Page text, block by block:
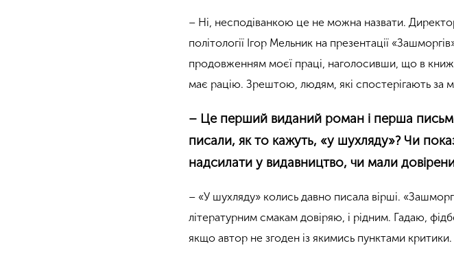
– Ні, несподіванкою це не можна назвати.
політології Ігор Мельник на презентації
продовженням моєї праці, наголосивши, що в
має рацію. Зрештою, людям, які спостерігають за
– Це перший виданий роман і перша
писали, як то кажуть, «у шухляду»? Чи
надсилати у видавництво, чи мали
– «У шухляду» колись давно писала вірші.
літературним смакам довіряю, і рідним. Гадаю,
якщо автор не згоден із якимись пунктами критики.